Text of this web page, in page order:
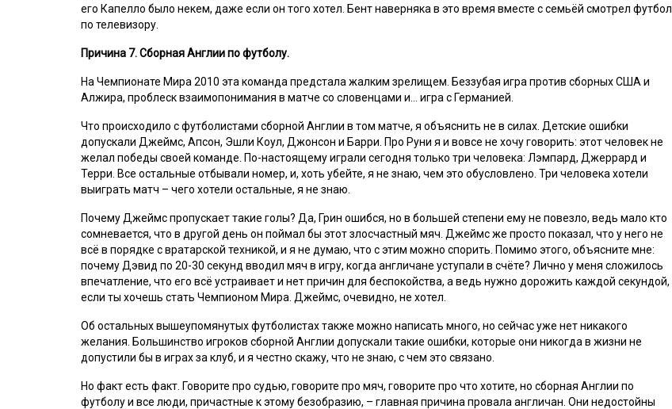
его Капелло было некем, даже если он того хотел. Бент наверняка в это время вместе с семьёй смотрел футбол
по телевизору.
Причина 7. Сборная Англии по футболу.
На Чемпионате Мира 2010 эта команда предстала жалким зрелищем. Беззубая игра против сборных США и
Алжира, проблеск взаимопонимания в матче со словенцами и… игра с Германией.
Что происходило с футболистами сборной Англии в том матче, я объяснить не в силах. Детские ошибки
допускали Джеймс, Апсон, Эшли Коул, Джонсон и Барри. Про Руни я и вовсе не хочу говорить: этот человек не
желал победы своей команде. По-настоящему играли сегодня только три человека: Лэмпард, Джеррард и
Терри. Все остальные отбывали номер, и, хоть убейте, я не знаю, чем это обусловлено. Три человека хотели
выиграть матч – чего хотели остальные, я не знаю.
Почему Джеймс пропускает такие голы? Да, Грин ошибся, но в большей степени ему не повезло, ведь мало кто
сомневается, что в другой день он поймал бы этот злосчастный мяч. Джеймс же просто показал, что у него не
всё в порядке с вратарской техникой, и я не думаю, что с этим можно спорить. Помимо этого, объясните мне:
почему Дэвид по 20-30 секунд вводил мяч в игру, когда англичане уступали в счёте? Лично у меня сложилось
впечатление, что его всё устраивает и нет причин для беспокойства, а ведь нужно дорожить каждой секундой,
если ты хочешь стать Чемпионом Мира. Джеймс, очевидно, не хотел.
Об остальных вышеупомянутых футболистах также можно написать много, но сейчас уже нет никакого
желания. Большинство игроков сборной Англии допускали такие ошибки, которые они никогда в жизни не
допустили бы в играх за клуб, и я честно скажу, что не знаю, с чем это связано.
Но факт есть факт. Говорите про судью, говорите про мяч, говорите про что хотите, но сборная Англии по
футболу и все люди, причастные к этому безобразию, – главная причина провала англичан. Они недостойны